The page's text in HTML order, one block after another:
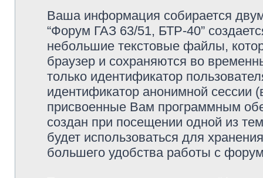
Ваша информация собирается
“Форум ГАЗ 63/51, БТР-40”
небольшие текстовые файлы,
браузер и сохраняются во
только идентификатор
идентификатор анонимной сессии
присвоенные Вам программным
создан при посещении одной из
будет использоваться для
большего удобства работы с